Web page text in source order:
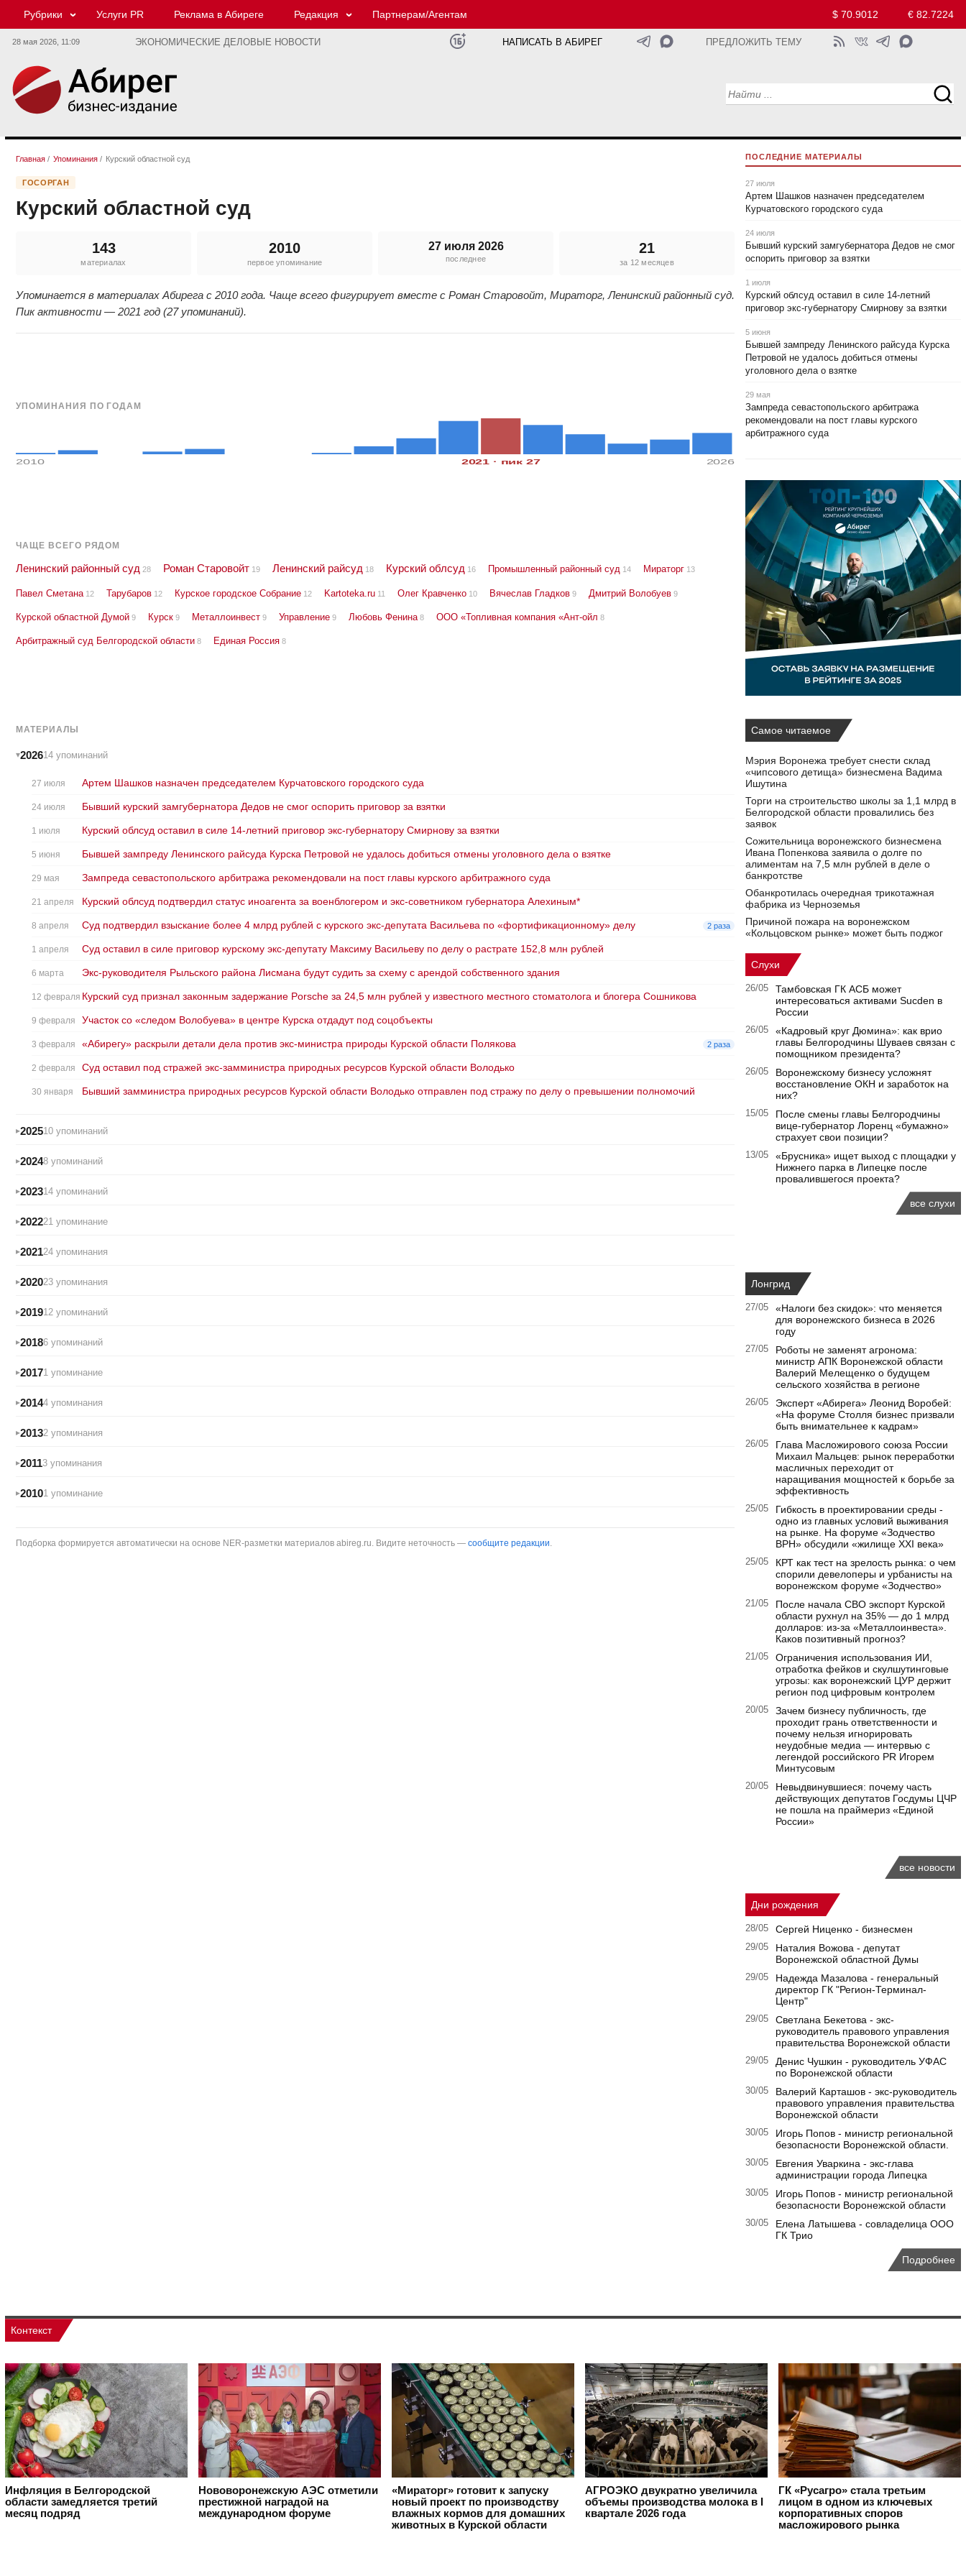
Рубрики Услуги PR Реклама в Абиреге Редакция Партнерам/Агентам $ 70.9012 € 82.7224
28 мая 2026, 11:09 ЭКОНОМИЧЕСКИЕ ДЕЛОВЫЕ НОВОСТИ НАПИСАТЬ В АБИРЕГ ПРЕДЛОЖИТЬ ТЕМУ
Главная / Упоминания / Курский областной суд
ГОСОРГАН
Курский областной суд
143
материалах
2010
первое упоминание
27 июля 2026
последнее
21
за 12 месяцев
Упоминается в материалах Абирега с 2010 года. Чаще всего фигурирует вместе с Роман Старовойт, Мираторг, Ленинский районный суд.
Пик активности — 2021 год (27 упоминаний).
УПОМИНАНИЯ ПО ГОДАМ
2010 2021 · пик 27 2026
ЧАЩЕ ВСЕГО РЯДОМ
Ленинский районный суд 28 Роман Старовойт 19 Ленинский райсуд 18 Курский облсуд 16 Промышленный районный суд 14 Мираторг 13
Павел Сметана 12 Тарубаров 12 Курское городское Собрание 12 Kartoteka.ru 11 Олег Кравченко 10 Вячеслав Гладков 9 Дмитрий Волобуев 9
Курской областной Думой 9 Курск 9 Металлоинвест 9 Управление 9 Любовь Фенина 8 ООО «Топливная компания «Ант-ойл 8
Арбитражный суд Белгородской области 8 Единая Россия 8
МАТЕРИАЛЫ
202614 упоминаний
27 июля Артем Шашков назначен председателем Курчатовского городского суда
24 июля Бывший курский замгубернатора Дедов не смог оспорить приговор за взятки
1 июля Курский облсуд оставил в силе 14-летний приговор экс-губернатору Смирнову за взятки
5 июня Бывшей зампреду Ленинского райсуда Курска Петровой не удалось добиться отмены уголовного дела о взятке
29 мая Зампреда севастопольского арбитража рекомендовали на пост главы курского арбитражного суда
21 апреля Курский облсуд подтвердил статус иноагента за военблогером и экс-советником губернатора Алехиным*
8 апреля Суд подтвердил взыскание более 4 млрд рублей с курского экс-депутата Васильева по «фортификационному» делу 2 раза
1 апреля Суд оставил в силе приговор курскому экс-депутату Максиму Васильеву по делу о растрате 152,8 млн рублей
6 марта Экс-руководителя Рыльского района Лисмана будут судить за схему с арендой собственного здания
12 февраля Курский суд признал законным задержание Porsche за 24,5 млн рублей у известного местного стоматолога и блогера Сошникова
9 февраля Участок со «следом Волобуева» в центре Курска отдадут под соцобъекты
3 февраля «Абирегу» раскрыли детали дела против экс-министра природы Курской области Полякова 2 раза
2 февраля Суд оставил под стражей экс-замминистра природных ресурсов Курской области Володько
30 января Бывший замминистра природных ресурсов Курской области Володько отправлен под стражу по делу о превышении полномочий
202510 упоминаний
20248 упоминаний
202314 упоминаний
202221 упоминание
202124 упоминания
202023 упоминания
201912 упоминаний
20186 упоминаний
20171 упоминание
20144 упоминания
20132 упоминания
20113 упоминания
20101 упоминание
Подборка формируется автоматически на основе NER-разметки материалов abireg.ru. Видите неточность — сообщите редакции.
ПОСЛЕДНИЕ МАТЕРИАЛЫ
27 июля
Артем Шашков назначен председателем
Курчатовского городского суда
24 июля
Бывший курский замгубернатора Дедов не смог
оспорить приговор за взятки
1 июля
Курский облсуд оставил в силе 14-летний
приговор экс-губернатору Смирнову за взятки
5 июня
Бывшей зампреду Ленинского райсуда Курска
Петровой не удалось добиться отмены
уголовного дела о взятке
29 мая
Зампреда севастопольского арбитража
рекомендовали на пост главы курского
арбитражного суда
Самое читаемое
Мэрия Воронежа требует снести склад
«чипсового детища» бизнесмена Вадима
Ишутина
Торги на строительство школы за 1,1 млрд в
Белгородской области провалились без
заявок
Сожительница воронежского бизнесмена
Ивана Попенкова заявила о долге по
алиментам на 7,5 млн рублей в деле о
банкротстве
Обанкротилась очередная трикотажная
фабрика из Черноземья
Причиной пожара на воронежском
«Кольцовском рынке» может быть поджог
Слухи
26/05
Тамбовская ГК АСБ может
интересоваться активами Sucden в
России
26/05
«Кадровый круг Дюмина»: как врио
главы Белгородчины Шуваев связан с
помощником президента?
26/05
Воронежскому бизнесу усложнят
восстановление ОКН и заработок на
них?
15/05
После смены главы Белгородчины
вице-губернатор Лоренц «бумажно»
страхует свои позиции?
13/05
«Брусника» ищет выход с площадки у
Нижнего парка в Липецке после
провалившегося проекта?
все слухи
Лонгрид
27/05
«Налоги без скидок»: что меняется
для воронежского бизнеса в 2026
году
27/05
Роботы не заменят агронома:
министр АПК Воронежской области
Валерий Мелещенко о будущем
сельского хозяйства в регионе
26/05
Эксперт «Абирега» Леонид Воробей:
«На форуме Столля бизнес призвали
быть внимательнее к кадрам»
26/05
Глава Масложирового союза России
Михаил Мальцев: рынок переработки
масличных переходит от
наращивания мощностей к борьбе за
эффективность
25/05
Гибкость в проектировании среды -
одно из главных условий выживания
на рынке. На форуме «Зодчество
ВРН» обсудили «жилище XXI века»
25/05
КРТ как тест на зрелость рынка: о чем
спорили девелоперы и урбанисты на
воронежском форуме «Зодчество»
21/05
После начала СВО экспорт Курской
области рухнул на 35% — до 1 млрд
долларов: из-за «Металлоинвеста».
Каков позитивный прогноз?
21/05
Ограничения использования ИИ,
отработка фейков и скулшутинговые
угрозы: как воронежский ЦУР держит
регион под цифровым контролем
20/05
Зачем бизнесу публичность, где
проходит грань ответственности и
почему нельзя игнорировать
неудобные медиа — интервью с
легендой российского PR Игорем
Минтусовым
20/05
Невыдвинувшиеся: почему часть
действующих депутатов Госдумы ЦЧР
не пошла на праймериз «Единой
России»
все новости
Дни рождения
28/05 Сергей Ниценко - бизнесмен
29/05
Наталия Вожова - депутат
Воронежской областной Думы
29/05
Надежда Мазалова - генеральный
директор ГК "Регион-Терминал-
Центр"
29/05
Светлана Бекетова - экс-
руководитель правового управления
правительства Воронежской области
29/05
Денис Чушкин - руководитель УФАС
по Воронежской области
30/05
Валерий Карташов - экс-руководитель
правового управления правительства
Воронежской области
30/05
Игорь Попов - министр региональной
безопасности Воронежской области.
30/05
Евгения Уваркина - экс-глава
администрации города Липецка
30/05
Игорь Попов - министр региональной
безопасности Воронежской области
30/05
Елена Латышева - совладелица ООО
ГК Трио
Подробнее
Контекст
Инфляция в Белгородской
области замедляется третий
месяц подряд
Нововоронежскую АЭС отметили
престижной наградой на
международном форуме
«Мираторг» готовит к запуску
новый проект по производству
влажных кормов для домашних
животных в Курской области
АГРОЭКО двукратно увеличила
объемы производства молока в I
квартале 2026 года
ГК «Русагро» стала третьим
лицом в одном из ключевых
корпоративных споров
масложирового рынка